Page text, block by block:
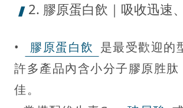
2. 膠原蛋白飲｜吸收迅速
• 膠原蛋白飲 是最受歡迎的
許多產品內含小分子膠原胜肽
佳。